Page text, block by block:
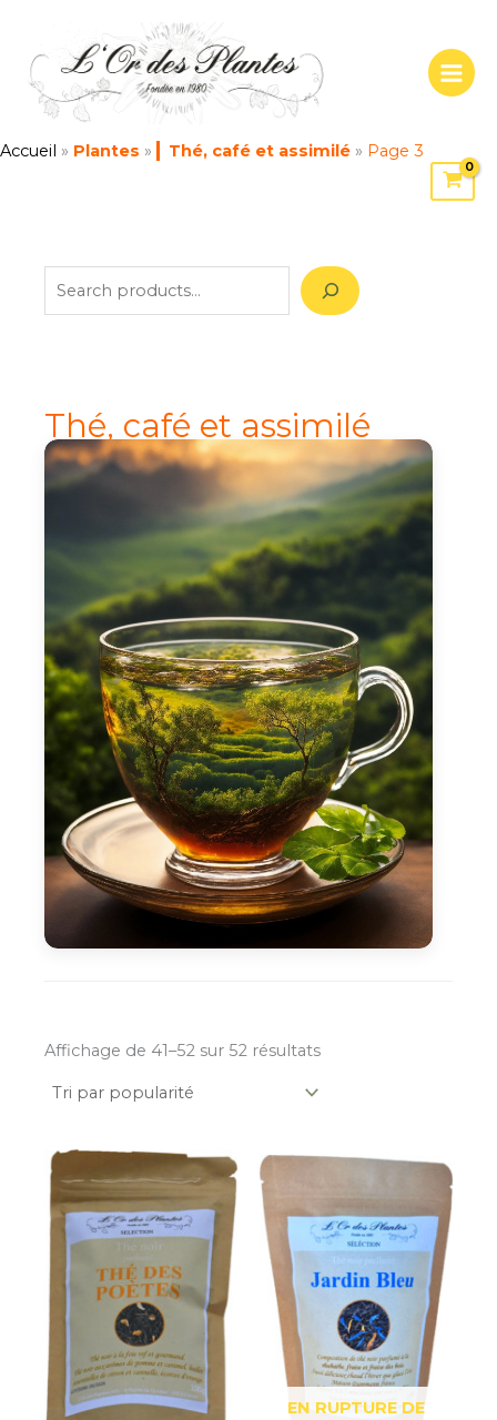
contenu
Accueil » Plantes » Thé, café et assimilé » Page 3
r
c
Thé, café et assimilé
Affichage de 41–52 sur 52 résultats
quantité
de
Thé
des
(100g)
EN RUPTURE DE